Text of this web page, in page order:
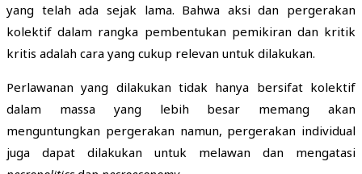
yang telah ada sejak lama. Bahwa aksi dan pergerakan
kolektif dalam rangka pembentukan pemikiran dan kritik
kritis adalah cara yang cukup relevan untuk dilakukan.
Perlawanan yang dilakukan tidak hanya bersifat kolektif
dalam massa yang lebih besar memang akan
menguntungkan pergerakan namun, pergerakan individual
juga dapat dilakukan untuk melawan dan mengatasi